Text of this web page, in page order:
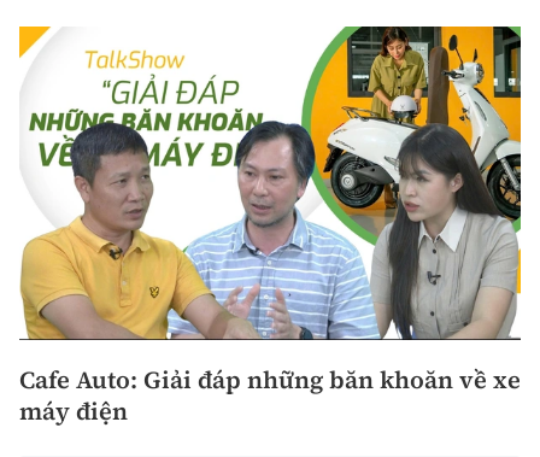
Cafe Auto: Giải đáp những băn khoăn về xe
máy điện